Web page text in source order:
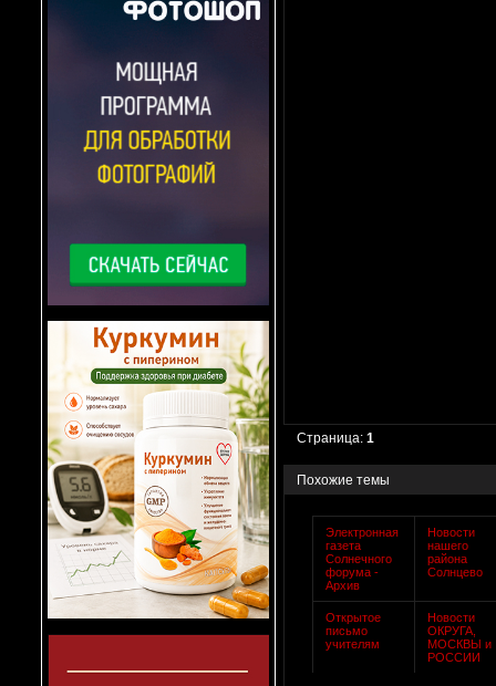
Страница:1
Похожие темы
Электронная
газета
Солнечного
форума -
Архив
Новости
нашего
района
Солнцево
Открытое
письмо
учителям
Новости
ОКРУГА,
МОСКВЫ и
РОССИИ